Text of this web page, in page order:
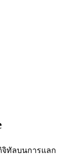
ข้อมูลการค้า ฯลฯ
จิทัลบนการแลก